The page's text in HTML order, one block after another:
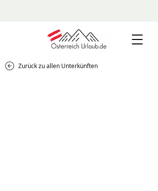
Zurück zu allen Unterkünften